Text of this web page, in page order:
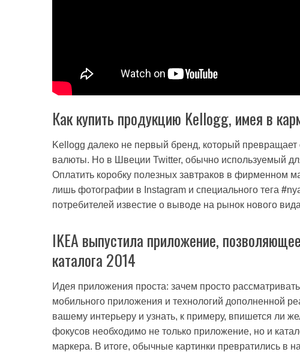
Как купить продукцию Kellogg, имея в
Kellogg далеко не первый бренд, который
валюты. Но в Швеции Twitter, обычно используемый
Оплатить коробку полезных завтраков в фирменном
лишь фотографии в Instagram и специального тега #
потребителей известие о выводе на рынок нового
IKEA выпустила приложение,
каталога 2014
Идея приложения проста: зачем просто
мобильного приложения и технологий дополненной
вашему интерьеру и узнать, к примеру, впишется ли
фокусов необходимо не только приложение, но и
маркера. В итоге, обычные картинки превратились в